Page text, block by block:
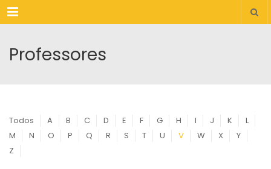
Menu
Professores
Todos A B C D E F G H I J K
L
M
N O P Q R S T U V W X
Y
Z